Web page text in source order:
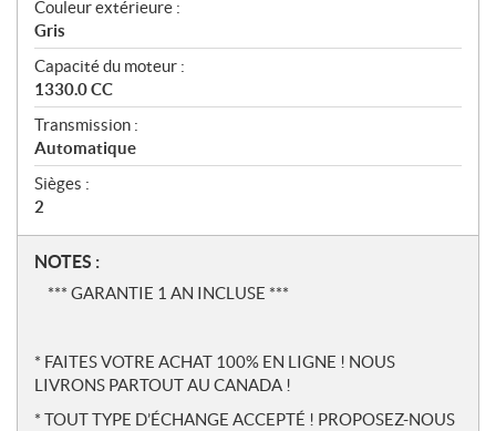
Couleur extérieure :
Gris
Capacité du moteur :
1330.0 CC
Transmission :
Automatique
Sièges :
2
N
s
NOTES :
*** GARANTIE 1 AN INCLUSE ***
* FAITES VOTRE ACHAT 100% EN LIGNE ! NOUS
LIVRONS PARTOUT AU CANADA !
* TOUT TYPE D’ÉCHANGE ACCEPTÉ ! PROPOSEZ-NOUS